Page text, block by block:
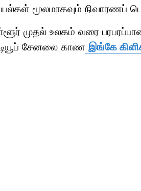
மூலமாகவும் நிவாரணப்
முதல் உலகம் வரை
சேனலை காண இங்கே